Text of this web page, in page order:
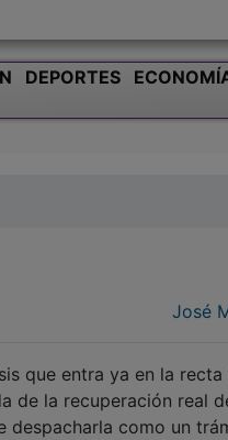
DEPORTES
José
que entra ya en la
de la recuperación real
despacharla como un